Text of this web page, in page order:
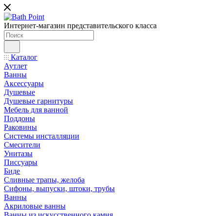
Интернет-магазин представительского класса
Каталог
Аутлет
Ванны
Аксессуары
Душевые
Душевые гарнитуры
Мебель для ванной
Поддоны
Раковины
Системы инсталляции
Смесители
Унитазы
Писсуары
Биде
Сливные трапы, желоба
Сифоны, выпуски, штоки, трубы
Ванны
Акриловые ванны